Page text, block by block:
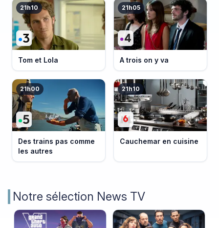
21h10
Tom et Lola
21h05
A trois on y va
21h00
Des trains pas comme
les autres
21h10
Cauchemar en cuisine
Notre sélection News TV